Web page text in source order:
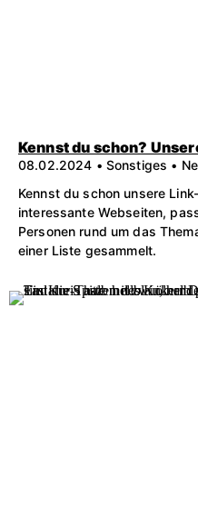
Kennst du schon?
08.02.2024 • Sonstiges •
Kennst du schon unsere
interessante Webseiten,
Personen rund um das
einer Liste gesammelt.